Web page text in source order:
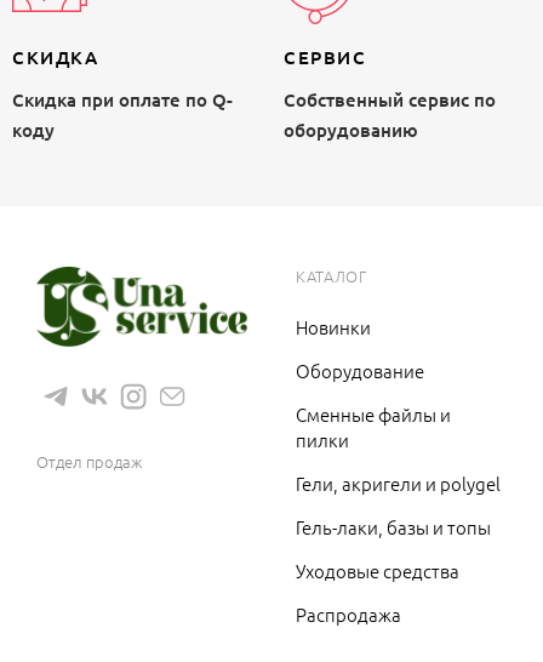
СКИДКА
Скидка при оплате по Q-
коду
СЕРВИС
Собственный сервис по
оборудованию
Отдел продаж
КАТАЛОГ
Новинки
Оборудование
Сменные файлы и
пилки
Гели, акригели и polygel
Гель-лаки, базы и топы
Уходовые средства
Распродажа